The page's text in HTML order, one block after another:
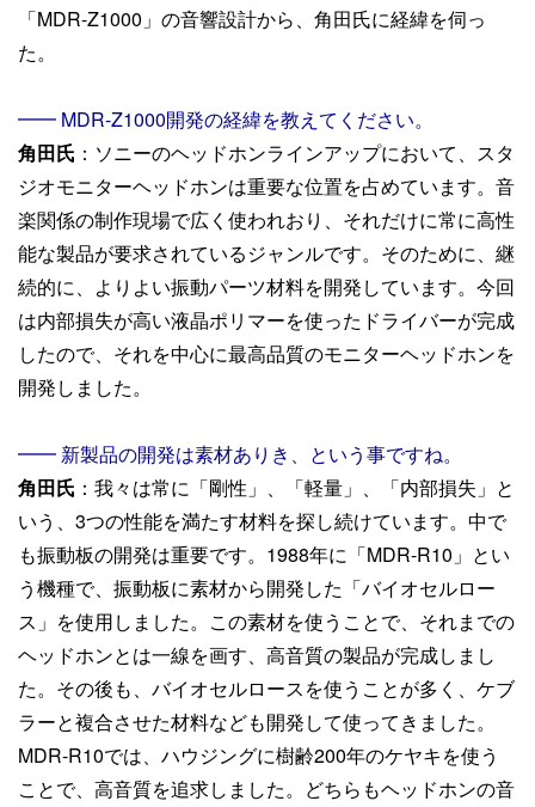
「MDR-Z1000」の音響設計から、角田氏に経緯を伺っ
た。
━━ MDR-Z1000開発の経緯を教えてください。
角田氏 ：ソニーのヘッドホンラインアップにおいて、スタ
ジオモニターヘッドホンは重要な位置を占めています。音
楽関係の制作現場で広く使われおり、それだけに常に高性
能な製品が要求されているジャンルです。そのために、継
続的に、よりよい振動パーツ材料を開発しています。今回
は内部損失が高い液晶ポリマーを使ったドライバーが完成
したので、それを中心に最高品質のモニターヘッドホンを
開発しました。
━━ 新製品の開発は素材ありき、という事ですね。
角田氏 ：我々は常に「剛性」、「軽量」、「内部損失」と
いう、3つの性能を満たす材料を探し続けています。中で
も振動板の開発は重要です。1988年に「MDR-R10」とい
う機種で、振動板に素材から開発した「バイオセルロー
ス」を使用しました。この素材を使うことで、それまでの
ヘッドホンとは一線を画す、高音質の製品が完成しまし
た。その後も、バイオセルロースを使うことが多く、ケブ
ラーと複合させた材料なども開発して使ってきました。
MDR-R10では、ハウジングに樹齢200年のケヤキを使う
ことで、高音質を追求しました。どちらもヘッドホンの音